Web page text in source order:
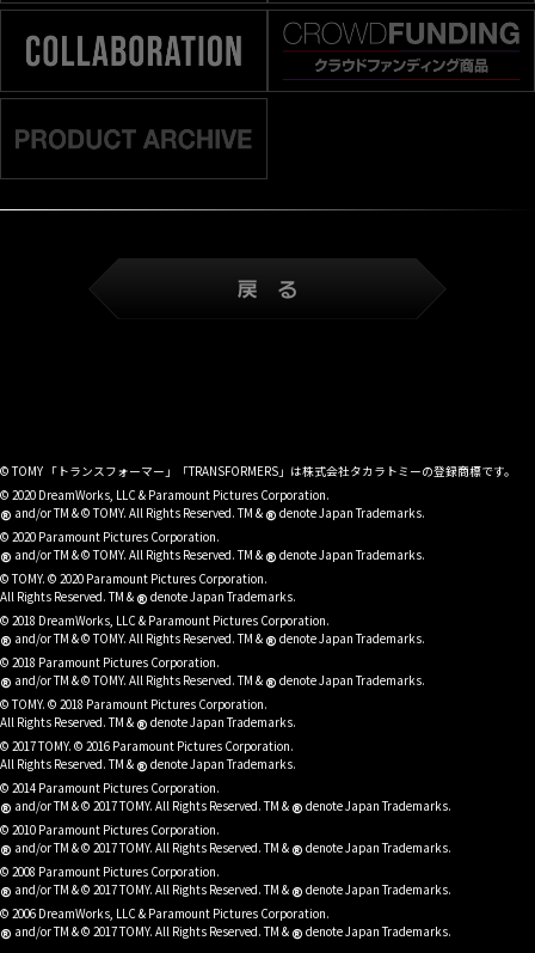
© TOMY 「トランスフォーマー」「TRANSFORMERS」は株式会社タカラトミーの登録商標です。
© 2020 DreamWorks, LLC & Paramount Pictures Corporation.
® and/or TM & © TOMY. All Rights Reserved. TM & ® denote Japan Trademarks.
© 2020 Paramount Pictures Corporation.
® and/or TM & © TOMY. All Rights Reserved. TM & ® denote Japan Trademarks.
© TOMY. © 2020 Paramount Pictures Corporation.
All Rights Reserved. TM & ® denote Japan Trademarks.
© 2018 DreamWorks, LLC & Paramount Pictures Corporation.
® and/or TM & © TOMY. All Rights Reserved. TM & ® denote Japan Trademarks.
© 2018 Paramount Pictures Corporation.
® and/or TM & © TOMY. All Rights Reserved. TM & ® denote Japan Trademarks.
© TOMY. © 2018 Paramount Pictures Corporation.
All Rights Reserved. TM & ® denote Japan Trademarks.
© 2017 TOMY. © 2016 Paramount Pictures Corporation.
All Rights Reserved. TM & ® denote Japan Trademarks.
© 2014 Paramount Pictures Corporation.
® and/or TM & © 2017 TOMY. All Rights Reserved. TM & ® denote Japan Trademarks.
© 2010 Paramount Pictures Corporation.
® and/or TM & © 2017 TOMY. All Rights Reserved. TM & ® denote Japan Trademarks.
© 2008 Paramount Pictures Corporation.
® and/or TM & © 2017 TOMY. All Rights Reserved. TM & ® denote Japan Trademarks.
© 2006 DreamWorks, LLC & Paramount Pictures Corporation.
® and/or TM & © 2017 TOMY. All Rights Reserved. TM & ® denote Japan Trademarks.